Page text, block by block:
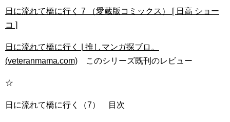
日に流れて橋に行く 7 （愛蔵版コミックス） [ 日高 ショー
コ ]
日に流れて橋に行く | 推しマンガ探ブロ。
(veteranmama.com) このシリーズ既刊のレビュー
☆
日に流れて橋に行く（7） 目次